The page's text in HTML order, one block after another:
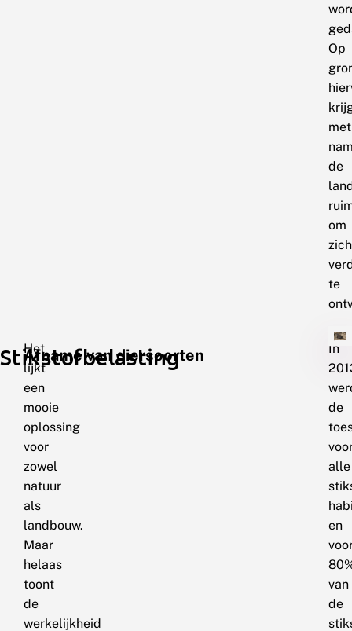
Op
met
de
om
zich
te
Stikstofbelasting
Het
lijkt
een
mooie
oplossing
voor
zowel
natuur
als
landbouw.
Maar
helaas
toont
de
werkelijkheid
Afname van diersoorten
In
de
alle
en
van
de